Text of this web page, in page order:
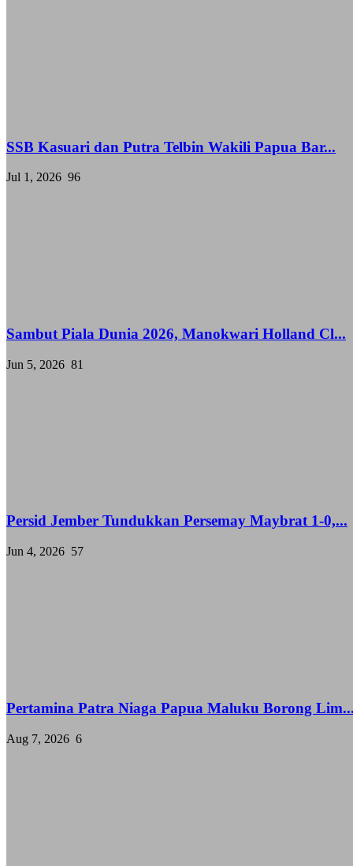
SSB Kasuari dan Putra Telbin Wakili Papua Bar...
Jul 1, 2026 96
Sambut Piala Dunia 2026, Manokwari Holland Cl...
Jun 5, 2026 81
Persid Jember Tundukkan Persemay Maybrat 1-0,...
Jun 4, 2026 57
Pertamina Patra Niaga Papua Maluku Borong
Aug 7, 2026 6